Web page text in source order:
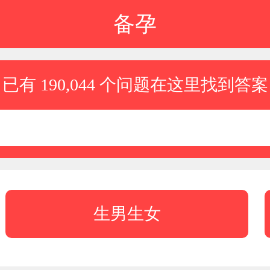
备孕
已有 190,044 个问题在这里找到答案
生男生女